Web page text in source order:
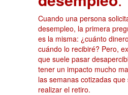
Cuando una persona
desempleo, la primera
es la misma: ¿cuánto
cuándo lo recibiré? Pero,
que suele pasar
tener un impacto mucho
las semanas cotizadas
realizar el retiro.